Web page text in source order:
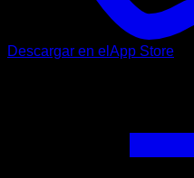
Descargar en el App Store